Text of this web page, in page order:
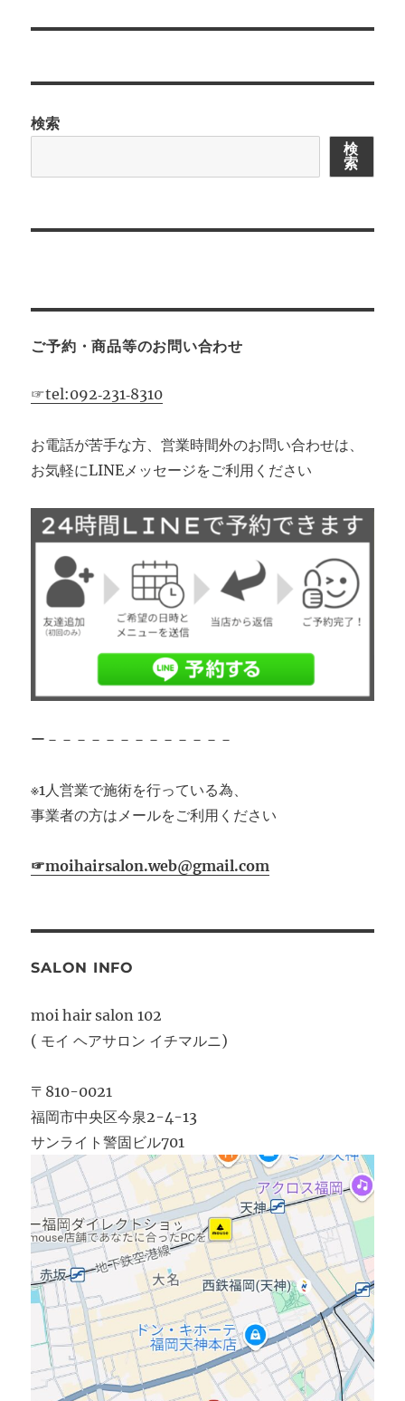
ー
ン
投
検索
検
索
ご予約・商品等のお問い合わせ
☞tel:092‐231‐8310
お電話が苦手な方、営業時間外のお問い合わせは、
お気軽にLINEメッセージをご利用ください
ー－－－－－－－－－－－－－
※1人営業で施術を行っている為、
事業者の方はメールをご利用ください
☞moihairsalon.web@gmail.com
SALON INFO
moi hair salon 102
( モイ ヘアサロン イチマルニ)
〒810-0021
福岡市中央区今泉2-4-13
サンライト警固ビル701